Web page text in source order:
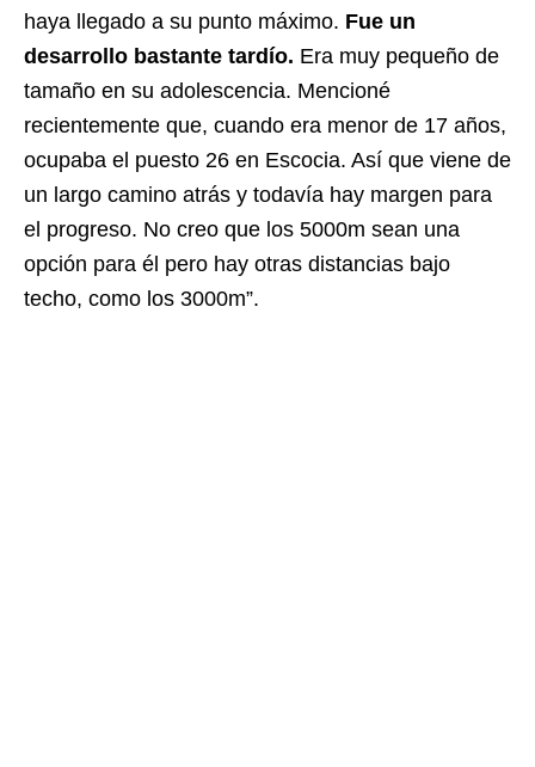
haya llegado a su punto máximo. Fue un
desarrollo bastante tardío. Era muy pequeño de
tamaño en su adolescencia. Mencioné
recientemente que, cuando era menor de 17 años,
ocupaba el puesto 26 en Escocia. Así que viene de
un largo camino atrás y todavía hay margen para
el progreso. No creo que los 5000m sean una
opción para él pero hay otras distancias bajo
techo, como los 3000m”.